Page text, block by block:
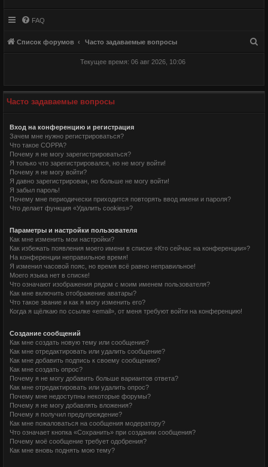
FAQ
Список форумов Часто задаваемые вопросы
Текущее время: 06 авг 2026, 10:06
Часто задаваемые вопросы
Вход на конференцию и регистрация
Зачем мне нужно регистрироваться?
Что такое COPPA?
Почему я не могу зарегистрироваться?
Я только что зарегистрировался, но не могу войти!
Почему я не могу войти?
Я давно зарегистрирован, но больше не могу войти!
Я забыл пароль!
Почему мне периодически приходится повторять ввод имени и пароля?
Что делает функция «Удалить cookies»?
Параметры и настройки пользователя
Как мне изменить мои настройки?
Как избежать появления моего имени в списке «Кто сейчас на конференции»?
На конференции неправильное время!
Я изменил часовой пояс, но время всё равно неправильное!
Моего языка нет в списке!
Что означают изображения рядом с моим именем пользователя?
Как мне включить отображение аватары?
Что такое звание и как я могу изменить его?
Когда я щёлкаю по ссылке «email», от меня требуют войти на конференцию!
Создание сообщений
Как мне создать новую тему или сообщение?
Как мне отредактировать или удалить сообщение?
Как мне добавить подпись к своему сообщению?
Как мне создать опрос?
Почему я не могу добавить больше вариантов ответа?
Как мне отредактировать или удалить опрос?
Почему мне недоступны некоторые форумы?
Почему я не могу добавлять вложения?
Почему я получил предупреждение?
Как мне пожаловаться на сообщения модератору?
Что означает кнопка «Сохранить» при создании сообщения?
Почему моё сообщение требует одобрения?
Как мне вновь поднять мою тему?